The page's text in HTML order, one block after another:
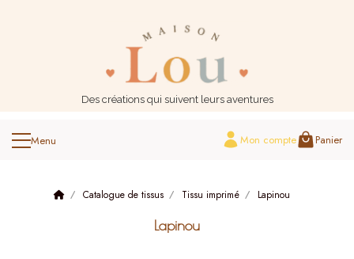
Des créations qui suivent leurs aventures
Mon compte Panier
Catalogue de tissus Tissu imprimé Lapinou
Lapinou